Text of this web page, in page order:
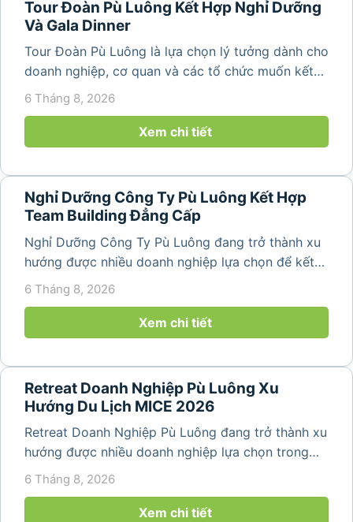
Tour Đoàn Pù Luông Kết Hợp Nghỉ Dưỡng
Và Gala Dinner
Tour Đoàn Pù Luông là lựa chọn lý tưởng dành cho
doanh nghiệp, cơ quan và các tổ chức muốn kết
hợp nghỉ dưỡng, tham quan và tổ chức các hoạt
nguyên sơ, không khí...
6 Tháng 8, 2026
Xem chi tiết
Nghỉ Dưỡng Công Ty Pù Luông Kết Hợp
Team Building Đẳng Cấp
Nghỉ Dưỡng Công Ty Pù Luông đang trở thành xu
hướng được nhiều doanh nghiệp lựa chọn để kết
hợp giữa nghỉ ngơi, tái tạo năng lượng và xây
dựng tinh thần đồng đội. Thay vì những chuyến du
lịch đơn thuần, nhiều công ty...
6 Tháng 8, 2026
Xem chi tiết
Retreat Doanh Nghiệp Pù Luông Xu
Hướng Du Lịch MICE 2026
Retreat Doanh Nghiệp Pù Luông đang trở thành xu
hướng được nhiều doanh nghiệp lựa chọn trong
năm 2026 khi nhu cầu kết hợp nghỉ dưỡng, hội
mang đến khoảng thời gian thư giãn...
6 Tháng 8, 2026
Xem chi tiết